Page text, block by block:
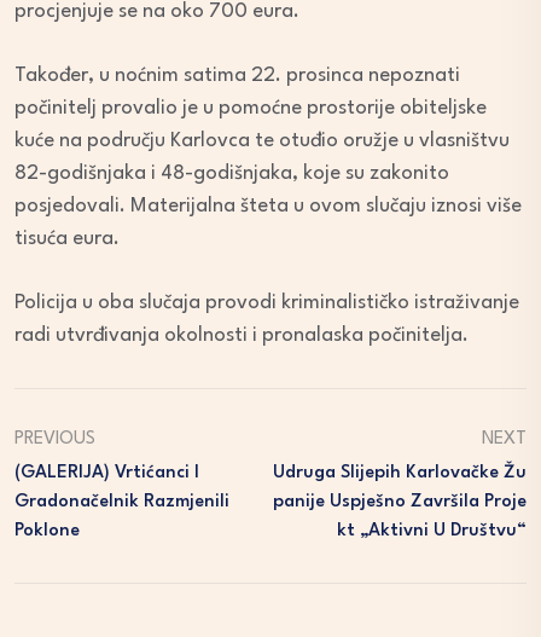
procjenjuje se na oko 700 eura.
Također, u noćnim satima 22. prosinca nepoznati
počinitelj provalio je u pomoćne prostorije obiteljske
kuće na području Karlovca te otuđio oružje u vlasništvu
82-godišnjaka i 48-godišnjaka, koje su zakonito
posjedovali. Materijalna šteta u ovom slučaju iznosi više
tisuća eura.
Policija u oba slučaja provodi kriminalističko istraživanje
radi utvrđivanja okolnosti i pronalaska počinitelja.
PREVIOUS
(GALERIJA) Vrtićanci I
Gradonačelnik Razmjenili
Poklone
NEXT
Udruga Slijepih Karlovačke Žu
Panije Uspješno Završila Proje
Kt „Aktivni U Društvu“